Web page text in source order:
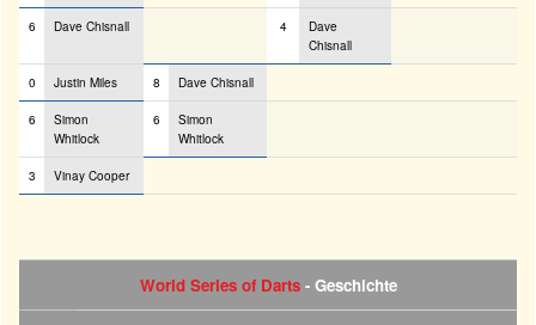
6 Dave Chisnall 4
Dave
Chisnall
0 Justin Miles 8 Dave Chisnall
6
Simon
Whitlock
6
Simon
Whitlock
3 Vinay Cooper
World Series of Darts- Geschichte